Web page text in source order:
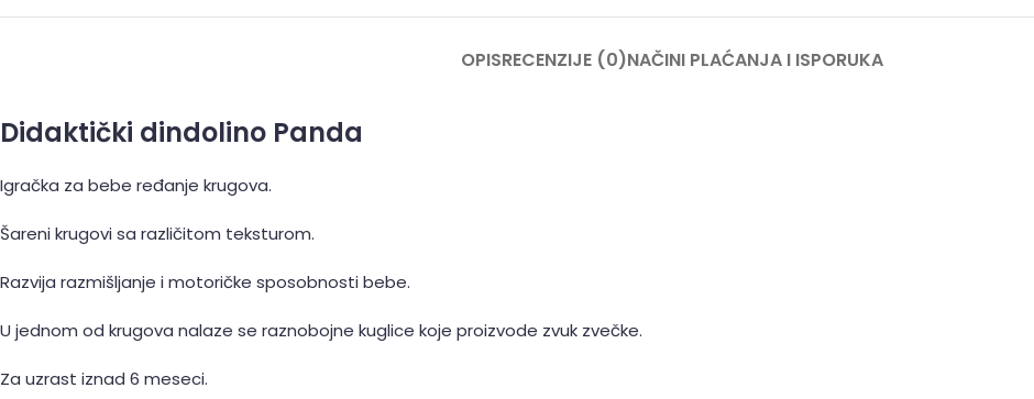
OPISRECENZIJE (0)NAČINI PLAĆANJA I ISPORUKA
Didaktički dindolino Panda
Igračka za bebe ređanje krugova.
Šareni krugovi sa različitom teksturom.
Razvija razmišljanje i motoričke sposobnosti bebe.
U jednom od krugova nalaze se raznobojne kuglice koje proizvode zvuk zvečke.
Za uzrast iznad 6 meseci.